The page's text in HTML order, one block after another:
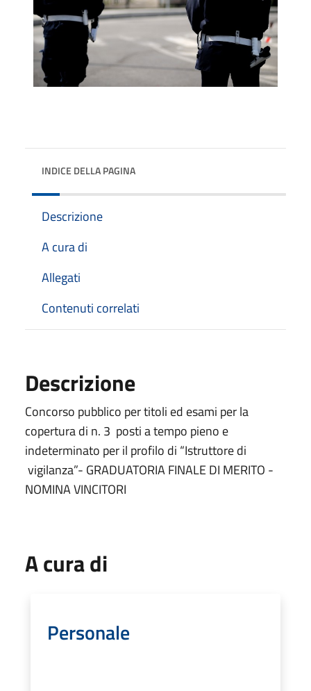
INDICE DELLA PAGINA
Descrizione
A cura di
Allegati
Contenuti correlati
Descrizione
Concorso pubblico per titoli ed esami per la
copertura di n. 3 posti a tempo pieno e
indeterminato per il profilo di “Istruttore di
vigilanza”- GRADUATORIA FINALE DI MERITO -
NOMINA VINCITORI
A cura di
Personale